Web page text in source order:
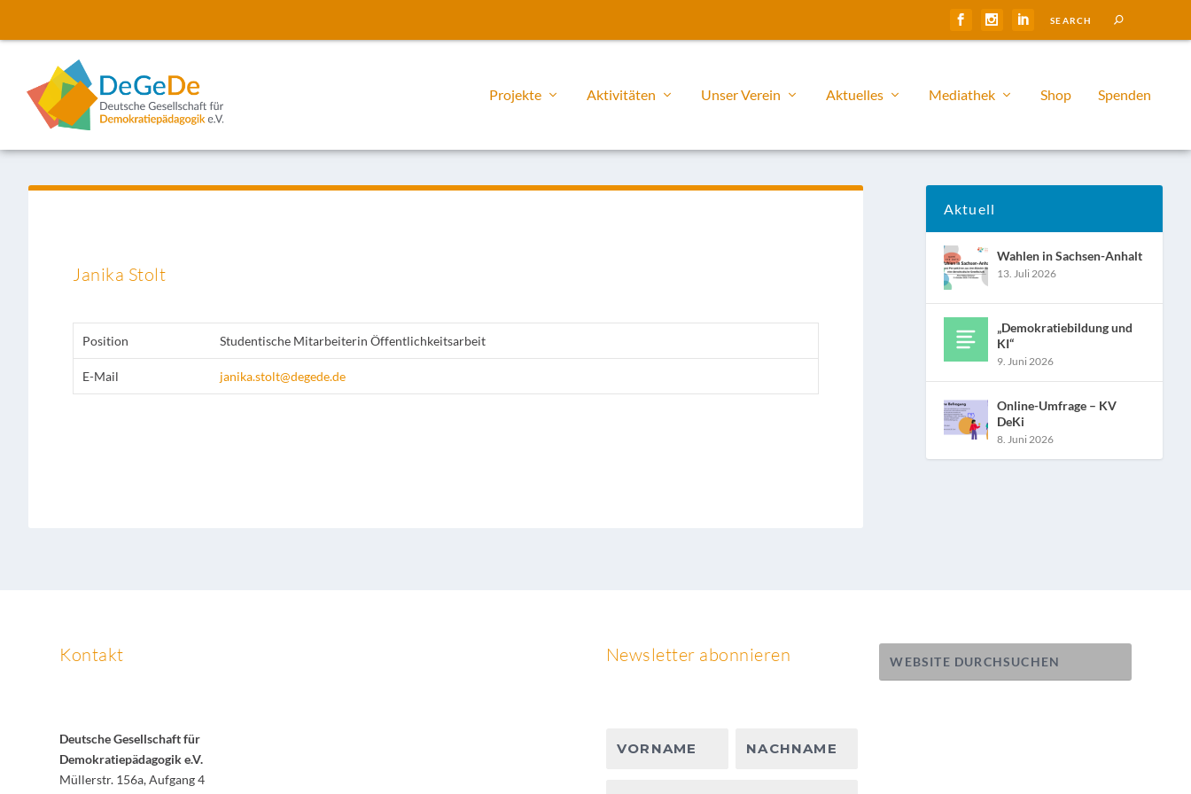
Projekte Aktivitäten Unser Verein Aktuelles Mediathek Shop Spenden
Janika Stolt
Position Studentische Mitarbeiterin Öffentlichkeitsarbeit
E-Mail janika.stolt@degede.de
Aktuell
Wahlen in Sachsen-Anhalt
13. Juli 2026
„Demokratiebildung und
KI“
9. Juni 2026
Online-Umfrage – KV
DeKi
8. Juni 2026
Kontakt
Deutsche Gesellschaft für
Demokratiepädagogik e.V.
Müllerstr. 156a, Aufgang 4
Newsletter abonnieren